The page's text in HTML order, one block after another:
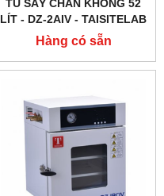
TỦ SẤY CHÂN KHÔNG 52
LÍT - DZ-2AIV - TAISITELAB
Hàng có sẵn